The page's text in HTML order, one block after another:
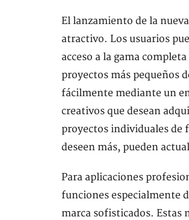
El lanzamiento de la
atractivo. Los usuarios
acceso a la gama
proyectos más pequeños
fácilmente mediante un
creativos que desean
proyectos individuales de
deseen más, pueden
Para aplicaciones
funciones especialmente
marca sofisticados. Estas